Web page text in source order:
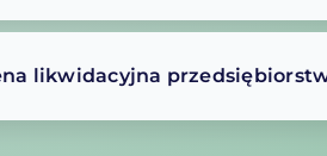
likwidacyjna